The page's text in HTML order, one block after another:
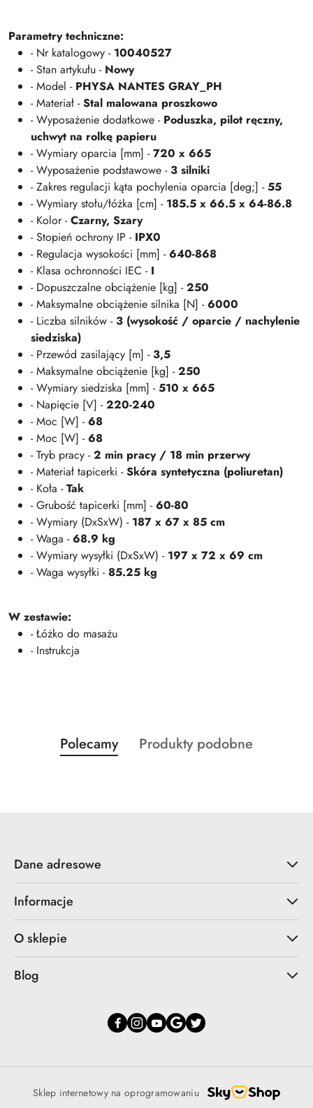
Parametry techniczne:
- Nr katalogowy - 10040527
- Stan artykułu - Nowy
- Model - PHYSA NANTES GRAY_PH
- Materiał -Stal malowana proszkowo
- Wyposażenie dodatkowe - Poduszka, pilot ręczny,
uchwyt na rolkę papieru
- Wymiary oparcia [mm] -720 x 665
- Wyposażenie podstawowe -3 silniki
- Zakres regulacji kąta pochylenia oparcia [deg;] -55
- Wymiary stołu/łóżka [cm] - 185.5 x 66.5 x 64-86.8
- Kolor -Czarny, Szary
- Stopień ochrony IP - IPX0
- Regulacja wysokości [mm] -640-868
- Klasa ochronności IEC - I
- Dopuszczalne obciążenie [kg] -250
- Maksymalne obciążenie silnika [N] -6000
- Liczba silników -3 (wysokość / oparcie / nachylenie
siedziska)
- Przewód zasilający [m] -3,5
- Maksymalne obciążenie [kg] -250
- Wymiary siedziska [mm] -510 x 665
- Napięcie [V] -220-240
- Moc [W] -68
- Moc [W] -68
- Tryb pracy -2 min pracy / 18 min przerwy
- Materiał tapicerki -Skóra syntetyczna (poliuretan)
- Koła -Tak
- Grubość tapicerki [mm] -60-80
- Wymiary (DxSxW) - 187 x 67 x 85 cm
- Waga -68.9 kg
- Wymiary wysyłki (DxSxW) - 197 x 72 x 69 cm
- Waga wysyłki -85.25 kg
W zestawie:
- Łóżko do masażu
- Instrukcja
Pomiń karuzelę produktów
Produkty
o
Polecamy
Produkty
Produkty podobne
Dane adresowe
Informacje
O sklepie
Blog
Sklep internetowy na oprogramowaniu